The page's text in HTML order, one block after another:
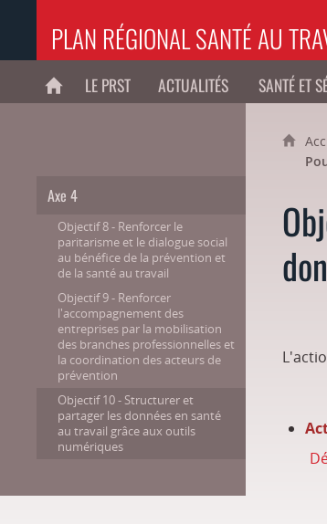
PLAN RÉGIONAL SANTÉ AU
ACCUEIL
LE PRST ACTUALITÉS SANTÉ ET
Axe 4
Objectif 8 - Renforcer le
paritarisme et le dialogue social
au bénéfice de la prévention et
de la santé au travail
Objectif 9 - Renforcer
l'accompagnement des
entreprises par la mobilisation
des branches professionnelles et
la coordination des acteurs de
prévention
Objectif 10 - Structurer et
partager les données en santé
au travail grâce aux outils
numériques